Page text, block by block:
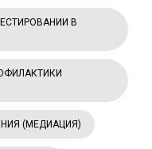
В
(МЕДИАЦИЯ)